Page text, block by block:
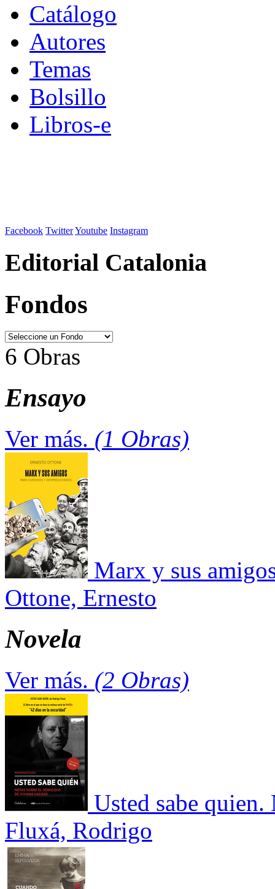
Catálogo
Autores
Temas
Bolsillo
Libros-e
Facebook TwitterYoutube Instagram
Editorial Catalonia
Fondos
6 Obras
Ensayo
Ver más. (1 Obras)
Marx y sus
Ottone, Ernesto
Novela
Ver más. (2 Obras)
Usted sabe
Fluxá, Rodrigo